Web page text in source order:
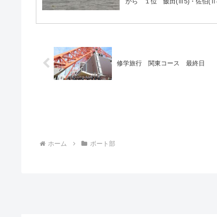
修学旅行 関東コース 最終日
ホーム ボート部